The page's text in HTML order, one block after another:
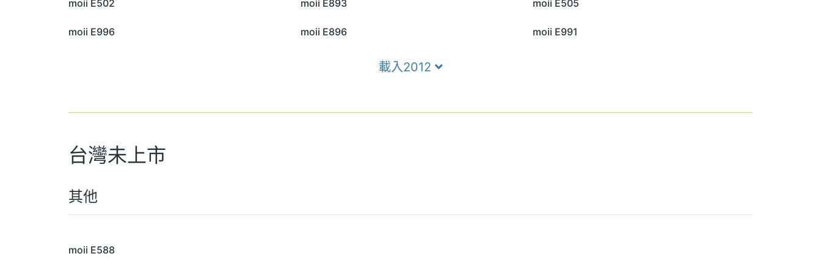
moii E502 moii E893 moii E505
moii E996 moii E896 moii E991
載入2012
台灣未上市
其他
moii E588